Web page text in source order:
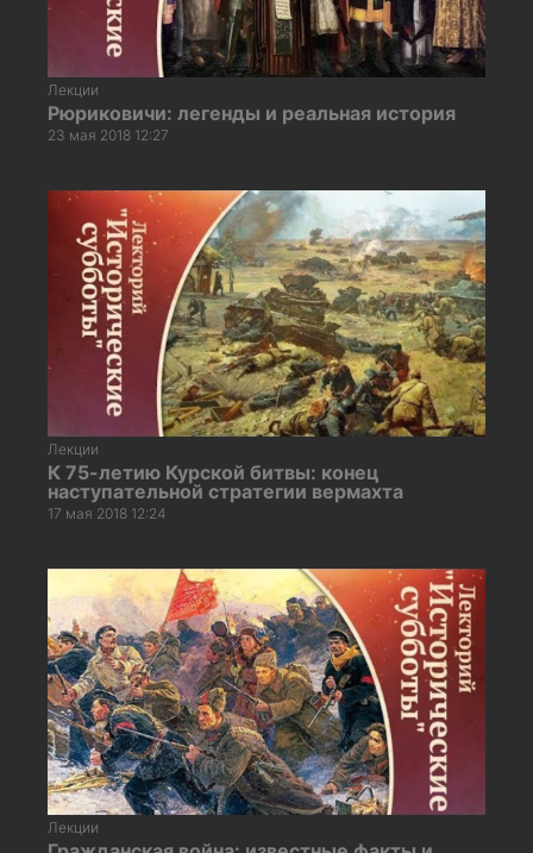
Лекции
Рюриковичи: легенды и реальная история
23 мая 2018 12:27
Лекции
К 75-летию Курской битвы: конец
наступательной стратегии вермахта
17 мая 2018 12:24
Лекции